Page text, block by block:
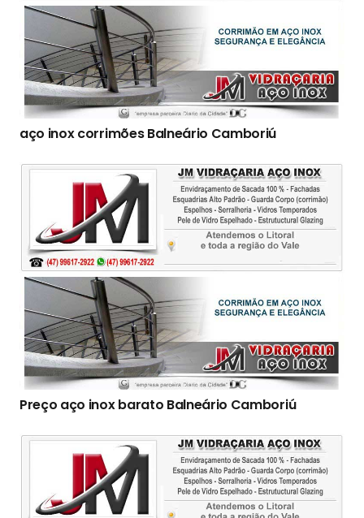
aço inox corrimões Balneário Camboriú
Preço aço inox barato Balneário Camboriú